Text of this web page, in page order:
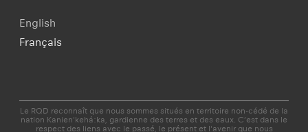
English
Français
Le RQD reconnaît que nous sommes situés en territoire non-cédé de la
nation Kanien'kehá:ka, gardienne des terres et des eaux. C’est dans le
respect des liens avec le passé, le présent et l'avenir que nous